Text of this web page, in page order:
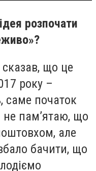
розпочати
що це
року –
саме початок
пам’ятаю, що
але
бачити, що